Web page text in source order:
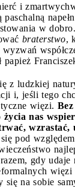
i
w
braterstwo,
papież
z ludzkiej
i, jeśli tego
więzi.
życia nas
wzrastać,
pod
gdy udaje
się na sobie